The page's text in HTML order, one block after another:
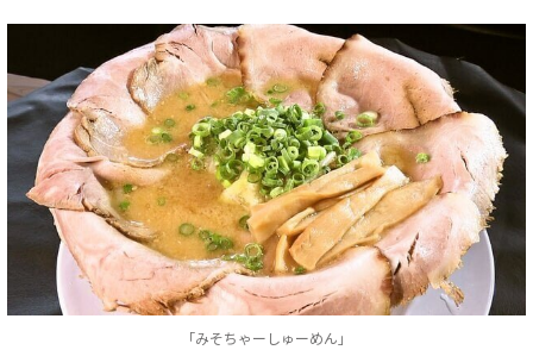
「みそちゃーしゅーめん」